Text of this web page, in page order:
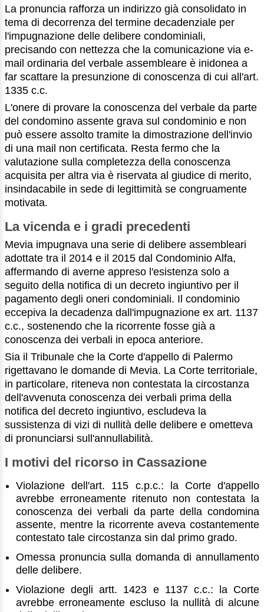
La pronuncia rafforza un indirizzo già consolidato in
tema di decorrenza del termine decadenziale per
l'impugnazione delle delibere condominiali,
precisando con nettezza che la comunicazione via e-
mail ordinaria del verbale assembleare è inidonea a
far scattare la presunzione di conoscenza di cui all'art.
1335 c.c.
L'onere di provare la conoscenza del verbale da parte
del condomino assente grava sul condominio e non
può essere assolto tramite la dimostrazione dell'invio
di una mail non certificata. Resta fermo che la
valutazione sulla completezza della conoscenza
acquisita per altra via è riservata al giudice di merito,
insindacabile in sede di legittimità se congruamente
motivata.
La vicenda e i gradi precedenti
Mevia impugnava una serie di delibere assembleari
adottate tra il 2014 e il 2015 dal Condominio Alfa,
affermando di averne appreso l'esistenza solo a
seguito della notifica di un decreto ingiuntivo per il
pagamento degli oneri condominiali. Il condominio
eccepiva la decadenza dall'impugnazione ex art. 1137
c.c., sostenendo che la ricorrente fosse già a
conoscenza dei verbali in epoca anteriore.
Sia il Tribunale che la Corte d'appello di Palermo
rigettavano le domande di Mevia. La Corte territoriale,
in particolare, riteneva non contestata la circostanza
dell'avvenuta conoscenza dei verbali prima della
notifica del decreto ingiuntivo, escludeva la
sussistenza di vizi di nullità delle delibere e ometteva
di pronunciarsi sull'annullabilità.
I motivi del ricorso in Cassazione
Violazione dell'art. 115 c.p.c.: la Corte d'appello
avrebbe erroneamente ritenuto non contestata la
conoscenza dei verbali da parte della condomina
assente, mentre la ricorrente aveva costantemente
contestato tale circostanza sin dal primo grado.
Omessa pronuncia sulla domanda di annullamento
delle delibere.
Violazione degli artt. 1423 e 1137 c.c.: la Corte
avrebbe erroneamente escluso la nullità di alcune